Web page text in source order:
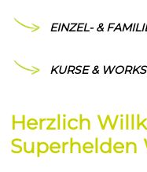
Herzlich
Superhelden
EINZEL- &
KURSE &